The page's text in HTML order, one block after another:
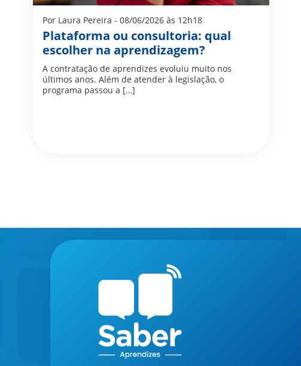
Por Laura Pereira - 08/06/2026 às 12h18
Plataforma ou consultoria: qual
escolher na aprendizagem?
A contratação de aprendizes evoluiu muito nos
últimos anos. Além de atender à legislação, o
programa passou a […]